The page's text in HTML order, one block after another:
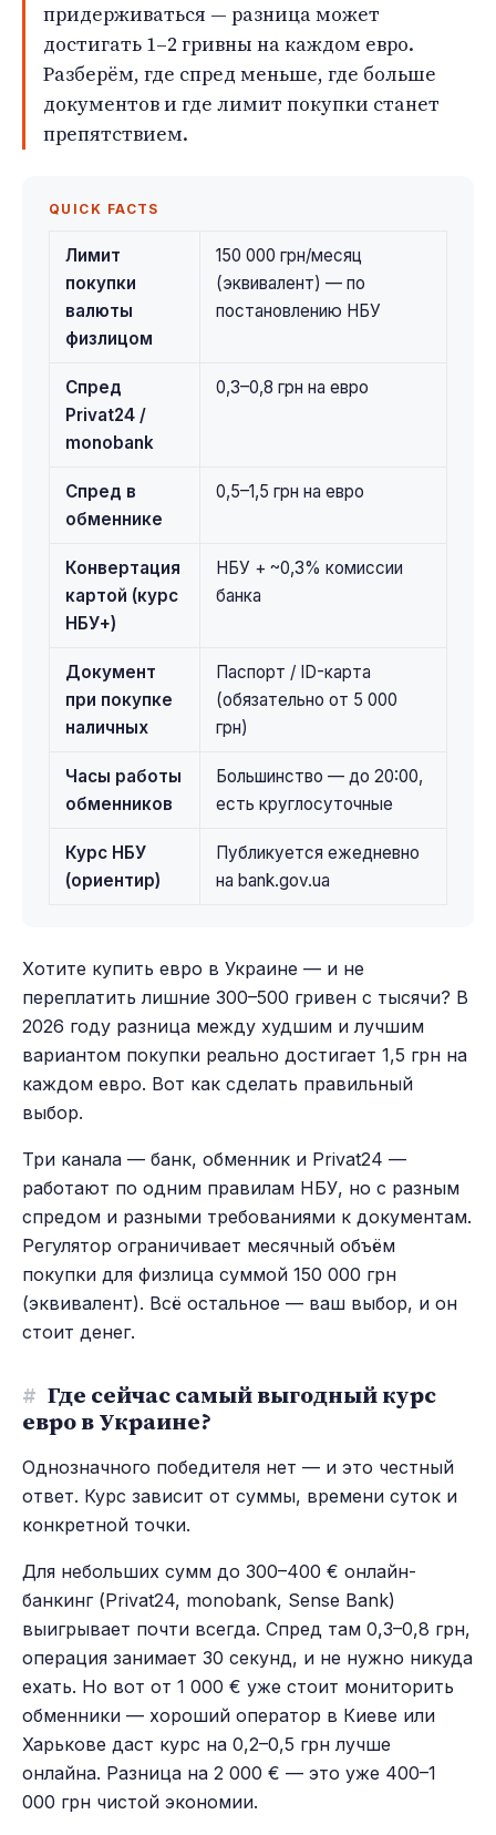
придерживаться — разница может
достигать 1–2 гривны на каждом евро.
Разберём, где спред меньше, где больше
документов и где лимит покупки станет
препятствием.
QUICK FACTS
Лимит
покупки
валюты
физлицом
150 000 грн/месяц
(эквивалент) — по
постановлению НБУ
Спред
Privat24 /
monobank
0,3–0,8 грн на евро
Спред в
обменнике
0,5–1,5 грн на евро
Конвертация
картой (курс
НБУ+)
НБУ + ~0,3% комиссии
банка
Документ
при покупке
наличных
Паспорт / ID-карта
(обязательно от 5 000
грн)
Часы работы
обменников
Большинство — до 20:00,
есть круглосуточные
Курс НБУ
(ориентир)
Публикуется ежедневно
на bank.gov.ua
Хотите купить евро в Украине — и не
переплатить лишние 300–500 гривен с тысячи? В
2026 году разница между худшим и лучшим
вариантом покупки реально достигает 1,5 грн на
каждом евро. Вот как сделать правильный
выбор.
Три канала — банк, обменник и Privat24 —
работают по одним правилам НБУ, но с разным
спредом и разными требованиями к документам.
Регулятор ограничивает месячный объём
покупки для физлица суммой 150 000 грн
(эквивалент). Всё остальное — ваш выбор, и он
стоит денег.
# Где сейчас самый выгодный курс
евро в Украине?
Однозначного победителя нет — и это честный
ответ. Курс зависит от суммы, времени суток и
конкретной точки.
Для небольших сумм до 300–400 € онлайн-
банкинг (Privat24, monobank, Sense Bank)
выигрывает почти всегда. Спред там 0,3–0,8 грн,
операция занимает 30 секунд, и не нужно никуда
ехать. Но вот от 1 000 € уже стоит мониторить
обменники — хороший оператор в Киеве или
Харькове даст курс на 0,2–0,5 грн лучше
онлайна. Разница на 2 000 € — это уже 400–1
000 грн чистой экономии.